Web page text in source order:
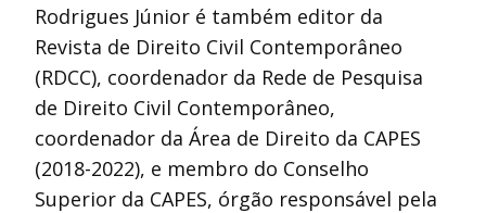
Rodrigues Júnior é também editor da
Revista de Direito Civil Contemporâneo
(RDCC), coordenador da Rede de Pesquisa
de Direito Civil Contemporâneo,
coordenador da Área de Direito da CAPES
(2018-2022), e membro do Conselho
Superior da CAPES, órgão responsável pela